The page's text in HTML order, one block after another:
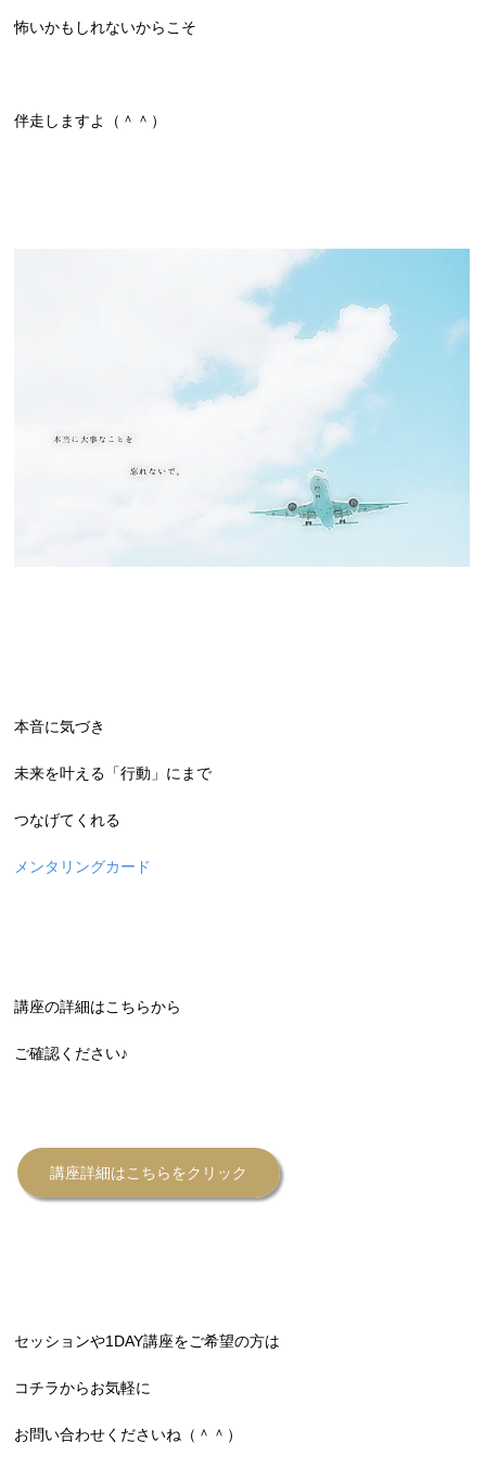
怖いかもしれないからこそ
伴走しますよ（＾＾）
本音に気づき
未来を叶える「行動」にまで
つなげてくれる
メンタリングカード
講座の詳細はこちらから
ご確認ください♪
講座詳細はこちらをクリック
セッションや1DAY講座をご希望の方は
コチラからお気軽に
お問い合わせくださいね（＾＾）